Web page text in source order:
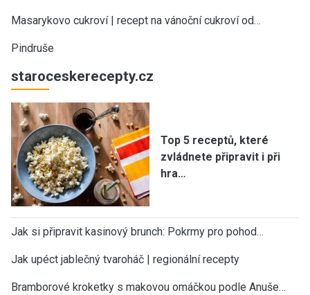
Masarykovo cukroví | recept na vánoční cukroví od…
Pindruše
staroceskerecepty.cz
Top 5 receptů, které
zvládnete připravit i při
hra…
Jak si připravit kasinový brunch: Pokrmy pro pohod…
Jak upéct jablečný tvaroháč | regionální recepty
Bramborové kroketky s makovou omáčkou podle Anuše…